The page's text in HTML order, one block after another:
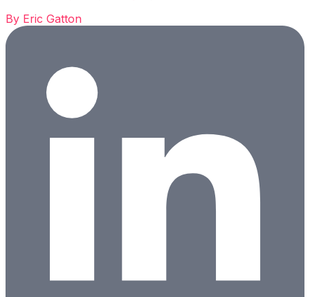
By Eric Gatton